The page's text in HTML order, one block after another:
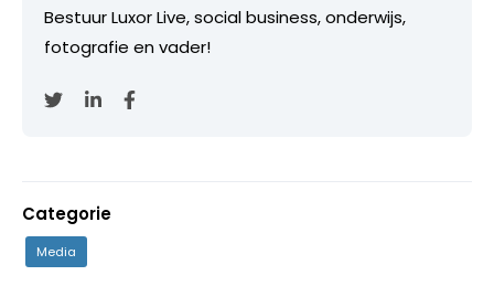
Bestuur Luxor Live, social business, onderwijs,
fotografie en vader!
Categorie
Media